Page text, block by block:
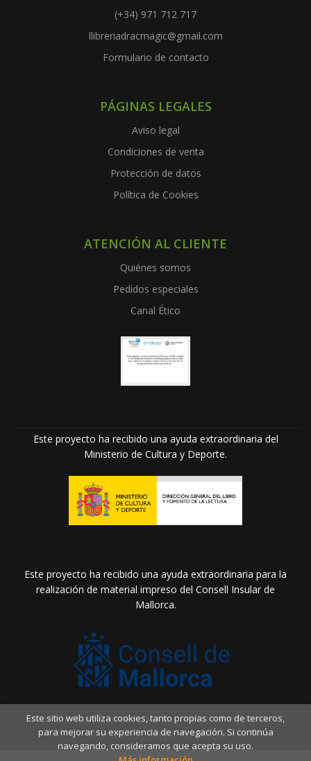
(+34) 971 712 717
llibreriadracmagic@gmail.com
Formulario de contacto
PÁGINAS LEGALES
Aviso legal
Condiciones de venta
Protección de datos
Política de Cookies
ATENCIÓN AL CLIENTE
Quiénes somos
Pedidos especiales
Canal Ético
Este proyecto ha recibido una ayuda extraordinaria del
Ministerio de Cultura y Deporte.
Este proyecto ha recibido una ayuda extraordinaria para la
realización de material impreso del Consell Insular de
Mallorca.
2026 ©Llibreria Drac Màgic. Todos los Derechos
Reservados |Grupo Trevenque
Este sitio web utiliza cookies, tanto propias como de terceros,
para mejorar su experiencia de navegación. Si continúa
navegando, consideramos que acepta su uso.